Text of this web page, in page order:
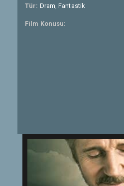
Tür: Dram,Fantastik
Film Konusu: